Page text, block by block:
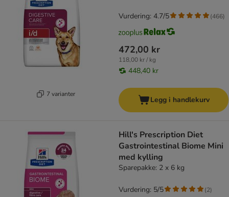
7 varianter
472,00 kr
118,00 kr / kg
448,40 kr
Vurdering: 4.7/5 (466)
Legg i handlekurv
Hill's Prescription Diet
Gastrointestinal Biome Mini
med kylling
Sparepakke: 2 x 6 kg
Vurdering: 5/5 (2)